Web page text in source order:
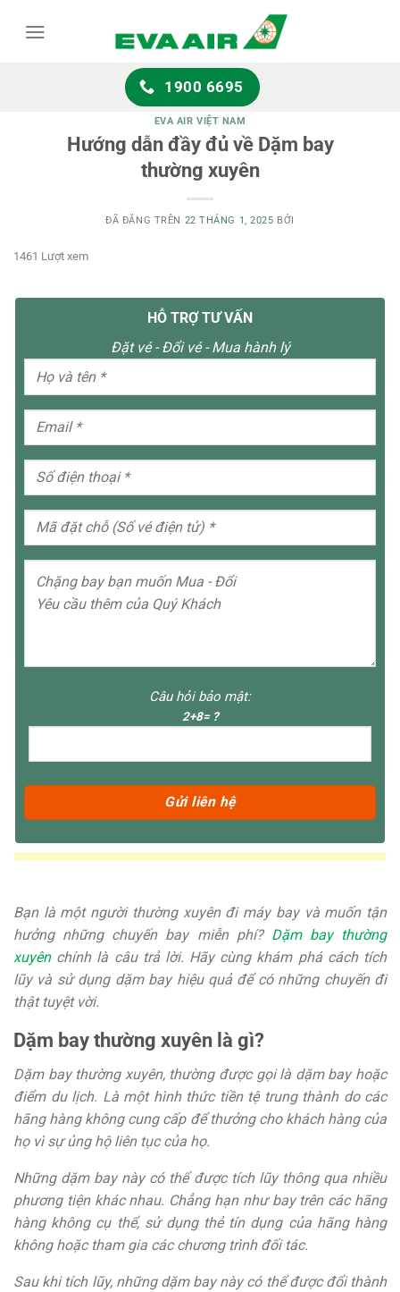
1900 6695
EVA AIR VIỆT NAM
Hướng dẫn đầy đủ về Dặm bay
thường xuyên
ĐÃ ĐĂNG TRÊN 22 THÁNG 1, 2025 BỞI
1461 Lượt xem
HỖ TRỢ TƯ VẤN
Đặt vé - Đổi vé - Mua hành lý
Câu hỏi bảo mật:
2+8= ?
Bạn là một người thường xuyên đi máy bay và muốn tận
hưởng những chuyến bay miễn phí? Dặm bay thường
xuyên chính là câu trả lời. Hãy cùng khám phá cách tích
lũy và sử dụng dặm bay hiệu quả để có những chuyến đi
thật tuyệt vời.
Dặm bay thường xuyên là gì?
Dặm bay thường xuyên, thường được gọi là dặm bay hoặc
điểm du lịch. Là một hình thức tiền tệ trung thành do các
hãng hàng không cung cấp để thưởng cho khách hàng của
họ vì sự ủng hộ liên tục của họ.
Những dặm bay này có thể được tích lũy thông qua nhiều
phương tiện khác nhau. Chẳng hạn như bay trên các hãng
hàng không cụ thể, sử dụng thẻ tín dụng của hãng hàng
không hoặc tham gia các chương trình đối tác.
Sau khi tích lũy, những dặm bay này có thể được đổi thành